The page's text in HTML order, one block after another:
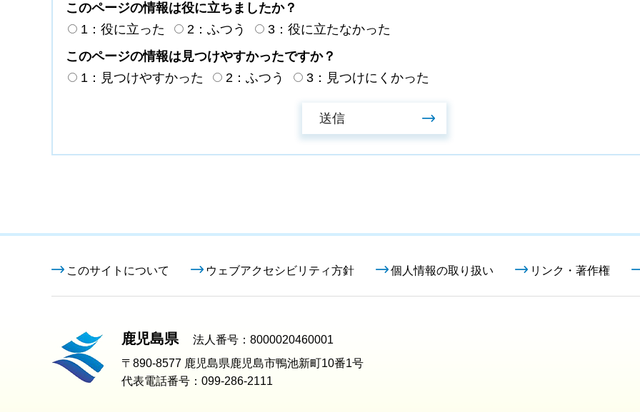
このページの情報は役に立ちましたか？
1：役に立った
2：ふつう
3：役に立たなかった
このページの情報は見つけやすかったですか？
1：見つけやすかった
2：ふつう 3：見つけにくかった
このサイトについて ウェブアクセシビリティ方針 個人情報の取り扱い リンク・著作権
鹿児島県
法人番号：8000020460001
〒890-8577 鹿児島県鹿児島市鴨池新町10番1号
代表電話番号：099-286-2111